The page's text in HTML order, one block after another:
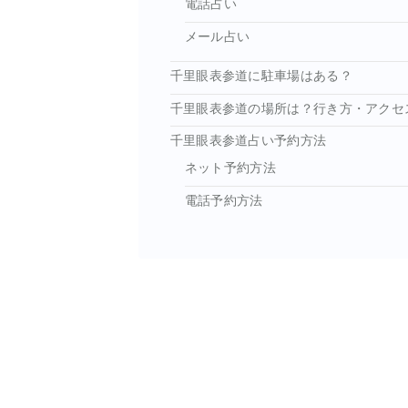
電話占い
メール占い
千里眼表参道に駐車場はある？
千里眼表参道の場所は？行き方・アクセ
千里眼表参道占い予約方法
ネット予約方法
電話予約方法